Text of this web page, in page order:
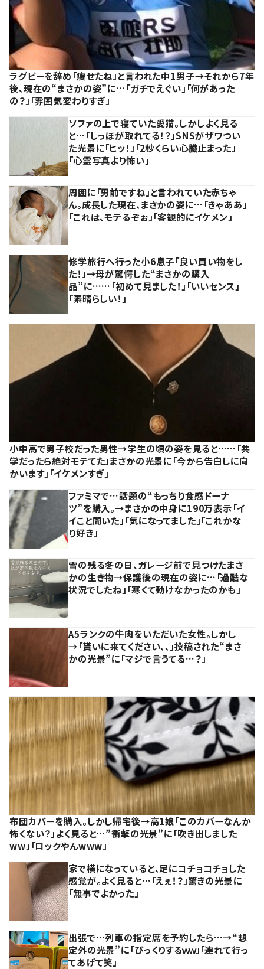
ラグビーを辞め「痩せたね」と言われた中1男子→それから7年
後、現在の“まさかの姿”に…「ガチでえぐい」「何があった
の？」「雰囲気変わりすぎ」
ソファの上で寝ていた愛猫。しかしよく見る
と…「しっぽが取れてる！？」SNSがザワつい
た光景に「ヒッ！」「2秒くらい心臓止まった」
「心霊写真より怖い」
周囲に「男前ですね」と言われていた赤ちゃ
ん。成長した現在、まさかの姿に…「きゃああ」
「これは、モテるぞぉ」「客観的にイケメン」
修学旅行へ行った小6息子「良い買い物をし
た！」→母が驚愕した“まさかの購入
品”に……「初めて見ました！」「いいセンス」
「素晴らしい！」
小中高で男子校だった男性→学生の頃の姿を見ると……「共
学だったら絶対モテてた」まさかの光景に「今から告白しに向
かいます」「イケメンすぎ」
ファミマで…話題の“もっちり食感ドーナ
ツ”を購入。→まさかの中身に190万表示「イ
イこと聞いた」「気になってました」「これかな
り好き」
雪の残る冬の日、ガレージ前で見つけたまさ
かの生き物→保護後の現在の姿に…「過酷な
状況でしたね」「寒くて動けなかったのかも」
A5ランクの牛肉をいただいた女性。しかし
→「貰いに来てください、、」投稿された“まさ
かの光景”に「マジで言うてる…？」
布団カバーを購入。しかし帰宅後→高1娘「このカバーなんか
怖くない？」よく見ると…”衝撃の光景”に「吹き出しました
ww」「ロックやんwww」
家で横になっていると、足にコチョコチョした
感覚が。よく見ると…「えぇ！？」驚きの光景に
「無事でよかった」
出張で…列車の指定席を予約したら…→“想
定外の光景”に「びっくりするｗｗ」「連れて行っ
てあげて笑」